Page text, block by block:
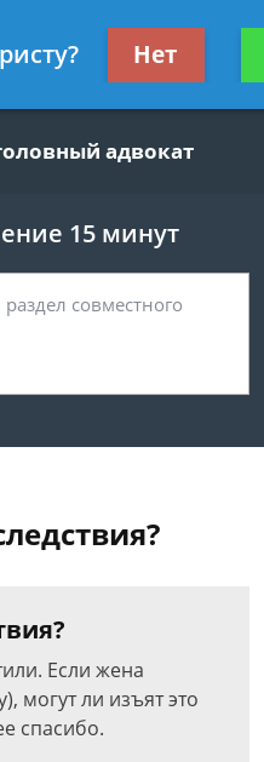
юрист
Получите
адвокат
15 минут
Если жена
могут ли изъят это
спасибо.
Нет